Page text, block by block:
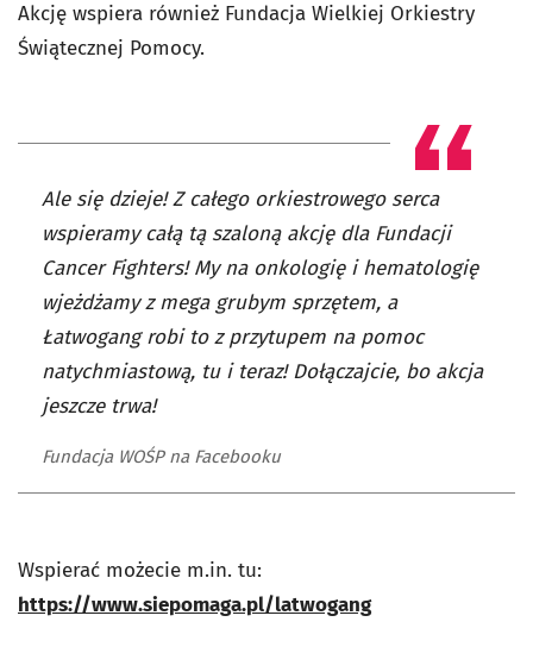
Akcję wspiera również Fundacja Wielkiej Orkiestry
Świątecznej Pomocy.
Ale się dzieje! Z całego orkiestrowego serca
wspieramy całą tą szaloną akcję dla Fundacji
Cancer Fighters! My na onkologię i hematologię
wjeżdżamy z mega grubym sprzętem, a
Łatwogang robi to z przytupem na pomoc
natychmiastową, tu i teraz! Dołączajcie, bo akcja
jeszcze trwa!
Fundacja WOŚP na Facebooku
Wspierać możecie m.in. tu:
https://www.siepomaga.pl/latwogang